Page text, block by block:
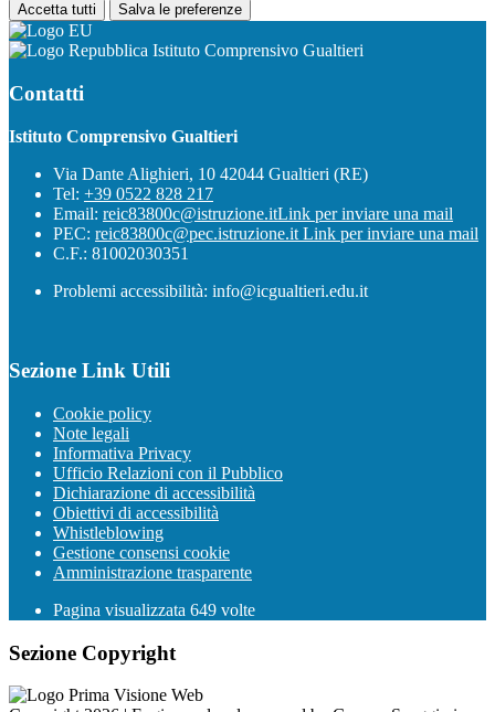
Accetta tutti Salva le preferenze
Istituto Comprensivo Gualtieri
Contatti
Istituto Comprensivo Gualtieri
Via Dante Alighieri, 10 42044 Gualtieri (RE)
Tel: +39 0522 828 217
Email: reic83800c@istruzione.itLink per inviare una mail
PEC: reic83800c@pec.istruzione.it Link per inviare una mail
C.F.: 81002030351
Problemi accessibilità: info@icgualtieri.edu.it
Sezione Link Utili
Cookie policy
Note legali
Informativa Privacy
Ufficio Relazioni con il Pubblico
Dichiarazione di accessibilità
Obiettivi di accessibilità
Whistleblowing
Gestione consensi cookie
Amministrazione trasparente
Pagina visualizzata 649 volte
Sezione Copyright